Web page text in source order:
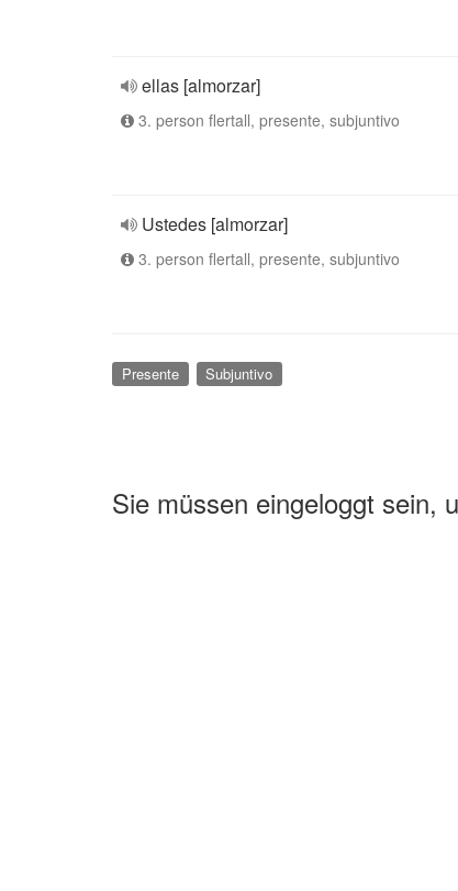
ellas [almorzar]
3. person flertall, presente, subjuntivo
Ustedes [almorzar]
3. person flertall, presente, subjuntivo
Presente Subjuntivo
Sie müssen eingeloggt sein,